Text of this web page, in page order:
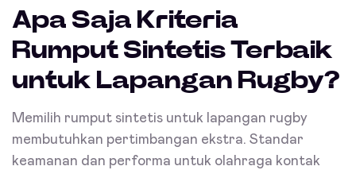
Apa Saja Kriteria
Rumput Sintetis Terbaik
untuk Lapangan Rugby?
Memilih rumput sintetis untuk lapangan rugby
membutuhkan pertimbangan ekstra. Standar
keamanan dan performa untuk olahraga kontak